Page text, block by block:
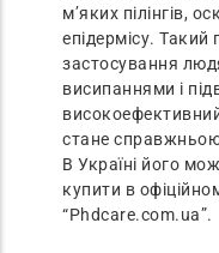
м’яких пілінгів,
епідермісу. Такий
застосування
висипаннями і
стане
В Україні його
купити в
“Phdcare.com.ua”.